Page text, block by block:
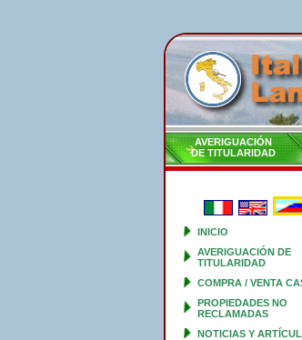
AVERIGUACIÓN
DE TITULARIDAD
INICIO
AVERIGUACIÓN DE
TITULARIDAD
COMPRA / VENTA
PROPIEDADES NO
RECLAMADAS
NOTICIAS Y